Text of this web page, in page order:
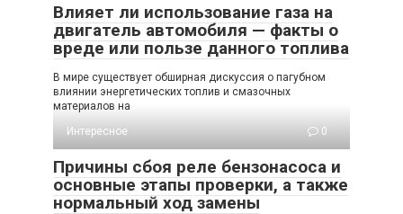
Влияет ли использование газа на
двигатель автомобиля — факты о
вреде или пользе данного топлива
В мире существует обширная дискуссия о пагубном
влиянии энергетических топлив и смазочных
материалов на
Интересное
0
Причины сбоя реле бензонасоса и
основные этапы проверки, а также
нормальный ход замены